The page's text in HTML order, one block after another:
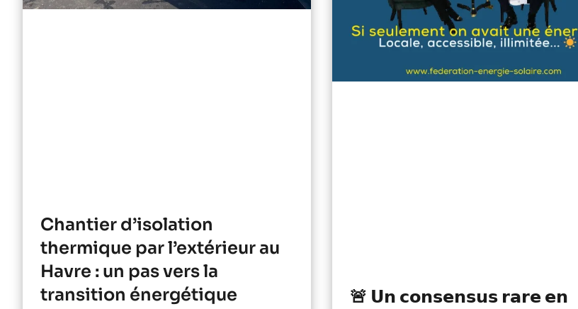
Chantier d’isolation
thermique par l’extérieur au
Havre : un pas vers la
transition énergétique
🚨 𝗨𝗻 𝗰𝗼𝗻𝘀𝗲𝗻𝘀𝘂𝘀 𝗿𝗮𝗿𝗲 𝗲𝗻